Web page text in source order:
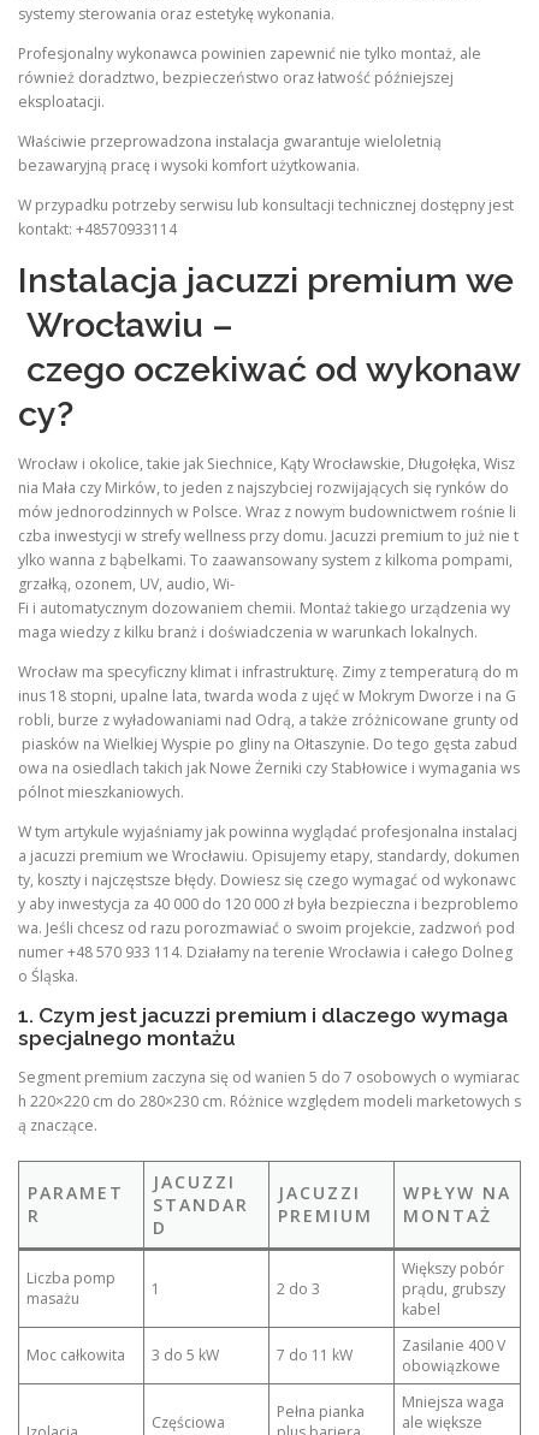
systemy sterowania oraz estetykę wykonania.
Profesjonalny wykonawca powinien zapewnić nie tylko montaż, ale
również doradztwo, bezpieczeństwo oraz łatwość późniejszej
eksploatacji.
Właściwie przeprowadzona instalacja gwarantuje wieloletnią
bezawaryjną pracę i wysoki komfort użytkowania.
W przypadku potrzeby serwisu lub konsultacji technicznej dostępny jest
kontakt: +48570933114
Instalacja jacuzzi premium we
Wrocławiu –
czego oczekiwać od wykonaw
cy?
Wrocław i okolice, takie jak Siechnice, Kąty Wrocławskie, Długołęka, Wisz
nia Mała czy Mirków, to jeden z najszybciej rozwijających się rynków do
mów jednorodzinnych w Polsce. Wraz z nowym budownictwem rośnie li
czba inwestycji w strefy wellness przy domu. Jacuzzi premium to już nie t
ylko wanna z bąbelkami. To zaawansowany system z kilkoma pompami,
grzałką, ozonem, UV, audio, Wi-
Fi i automatycznym dozowaniem chemii. Montaż takiego urządzenia wy
maga wiedzy z kilku branż i doświadczenia w warunkach lokalnych.
Wrocław ma specyficzny klimat i infrastrukturę. Zimy z temperaturą do m
inus 18 stopni, upalne lata, twarda woda z ujęć w Mokrym Dworze i na G
robli, burze z wyładowaniami nad Odrą, a także zróżnicowane grunty od
piasków na Wielkiej Wyspie po gliny na Ołtaszynie. Do tego gęsta zabud
owa na osiedlach takich jak Nowe Żerniki czy Stabłowice i wymagania ws
pólnot mieszkaniowych.
W tym artykule wyjaśniamy jak powinna wyglądać profesjonalna instalacj
a jacuzzi premium we Wrocławiu. Opisujemy etapy, standardy, dokumen
ty, koszty i najczęstsze błędy. Dowiesz się czego wymagać od wykonawc
y aby inwestycja za 40 000 do 120 000 zł była bezpieczna i bezproblemo
wa. Jeśli chcesz od razu porozmawiać o swoim projekcie, zadzwoń pod
numer +48 570 933 114. Działamy na terenie Wrocławia i całego Dolneg
o Śląska.
1. Czym jest jacuzzi premium i dlaczego wymaga
specjalnego montażu
Segment premium zaczyna się od wanien 5 do 7 osobowych o wymiarac
h 220×220 cm do 280×230 cm. Różnice względem modeli marketowych s
ą znaczące.
PARAMET
R
JACUZZI
STANDAR
D
JACUZZI
PREMIUM
WPŁYW NA
MONTAŻ
Liczba pomp
masażu
1 2 do 3
Większy pobór
prądu, grubszy
kabel
Moc całkowita 3 do 5 kW 7 do 11 kW
Zasilanie 400 V
obowiązkowe
Częściowa
Pełna pianka
Mniejsza waga
ale większe